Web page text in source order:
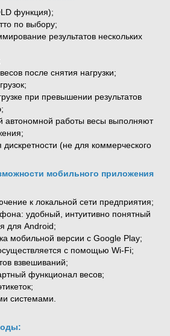
функция);
по выбору;
результатов нескольких
после снятия нагрузки;
при превышении результатов
автономной работы весы выполняют
(не для коммерческого
мобильного приложения
к локальной сети предприятия;
удобный, интуитивно понятный
для Android;
мобильной версии с Google Play;
с помощью Wi-Fi;
взвешиваний;
функционал весов;
системами.